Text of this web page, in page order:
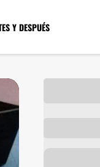
Y DESPUÉS